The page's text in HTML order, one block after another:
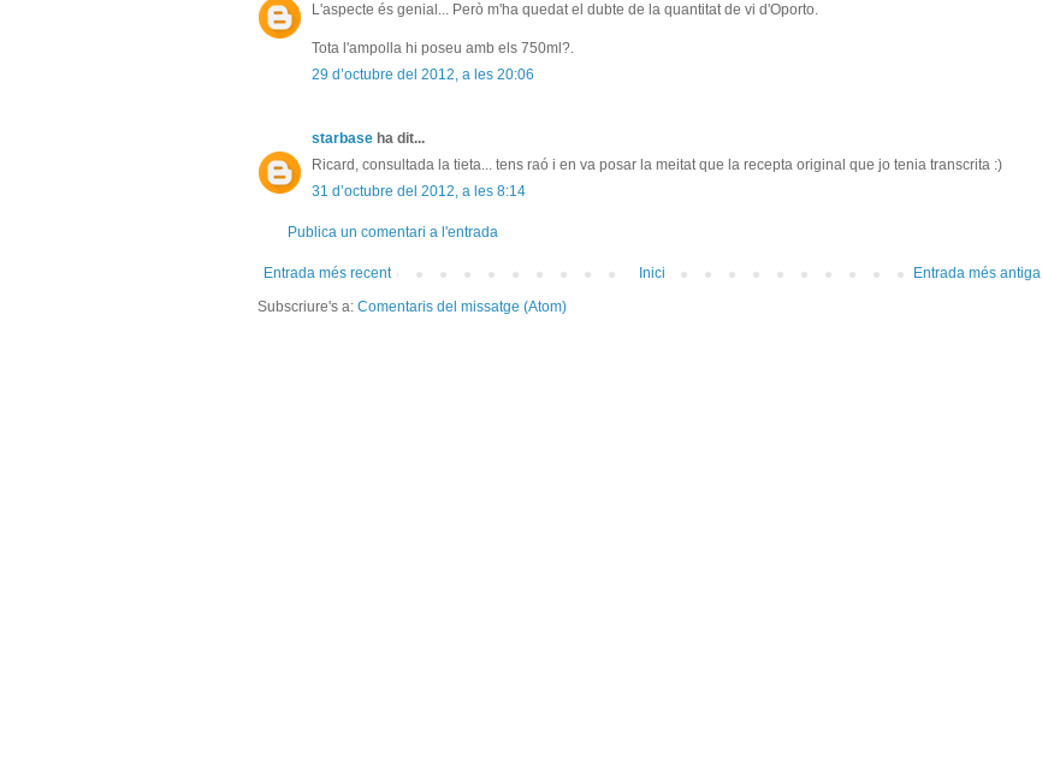
L'aspecte és genial... Però m'ha quedat el dubte de la quantitat de vi d'Oporto.
Tota l'ampolla hi poseu amb els 750ml?.
29 d’octubre del 2012, a les 20:06
starbase ha dit...
Ricard, consultada la tieta... tens raó i en va posar la meitat que la recepta original que jo tenia transcrita :)
31 d’octubre del 2012, a les 8:14
Publica un comentari a l'entrada
Entrada més recent Entrada més antiga
Inici
Subscriure's a: Comentaris del missatge (Atom)